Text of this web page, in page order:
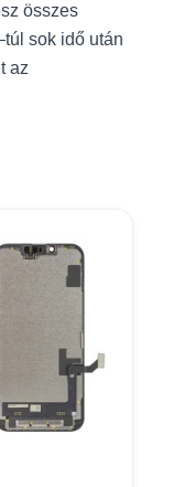
összes
sok idő után
az